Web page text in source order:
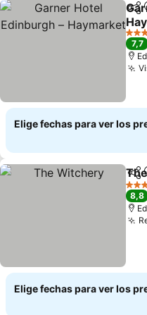
3
7,7
Elige fechas para ver los
5
8,8
Elige fechas para ver los